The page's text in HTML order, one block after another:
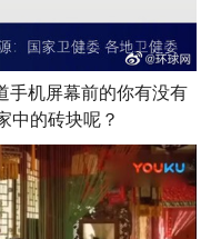
手机屏幕前的你有没有
中的砖块呢？